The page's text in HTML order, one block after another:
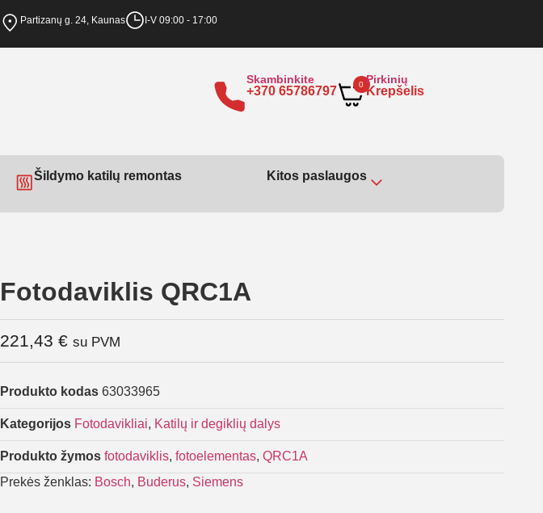
Partizanų g. 24, Kaunas I-V 09:00 - 17:00
Skambinkite
+370 65786797 0 Pirkinių
Krepšelis
Šildymo katilų remontas Kitos paslaugos
Fotodaviklis QRC1A
221,43 € su PVM
Produkto kodas 63033965
Kategorijos Fotodavikliai, Katilų ir degiklių dalys
Produkto žymos fotodaviklis, fotoelementas, QRC1A
Prekės ženklas: Bosch, Buderus, Siemens